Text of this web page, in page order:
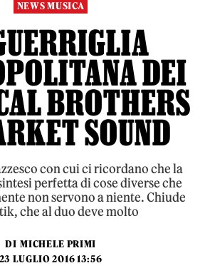
NEWS MUSICA
DEI
BROTHERS
SOUND
con cui ci ricordano che la
perfetta di cose diverse che
non servono a niente. Chiude
che al duo deve molto
DI MICHELE PRIMI
23 LUGLIO 2016 13:56